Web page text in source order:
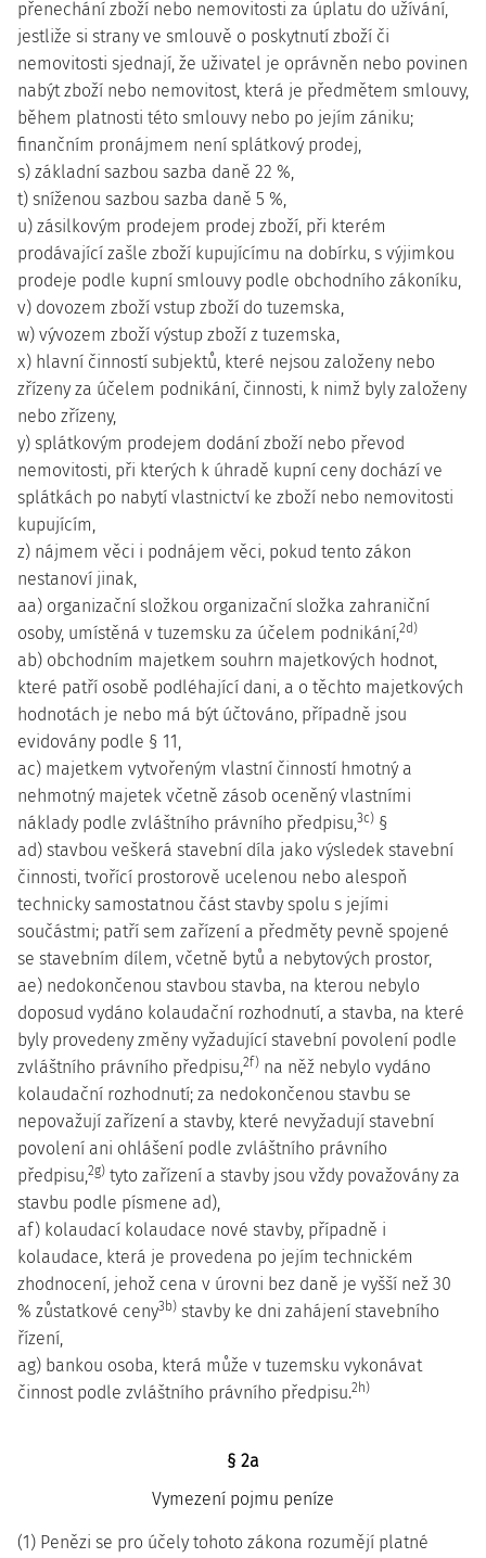
přenechání zboží nebo nemovitosti za úplatu do užívání,
jestliže si strany ve smlouvě o poskytnutí zboží či
nemovitosti sjednají, že uživatel je oprávněn nebo povinen
nabýt zboží nebo nemovitost, která je předmětem smlouvy,
během platnosti této smlouvy nebo po jejím zániku;
finančním pronájmem není splátkový prodej,
s) základní sazbou sazba daně 22 %,
t) sníženou sazbou sazba daně 5 %,
u) zásilkovým prodejem prodej zboží, při kterém
prodávající zašle zboží kupujícímu na dobírku, s výjimkou
prodeje podle kupní smlouvy podle obchodního zákoníku,
v) dovozem zboží vstup zboží do tuzemska,
w) vývozem zboží výstup zboží z tuzemska,
x) hlavní činností subjektů, které nejsou založeny nebo
zřízeny za účelem podnikání, činnosti, k nimž byly založeny
nebo zřízeny,
y) splátkovým prodejem dodání zboží nebo převod
nemovitosti, při kterých k úhradě kupní ceny dochází ve
splátkách po nabytí vlastnictví ke zboží nebo nemovitosti
kupujícím,
z) nájmem věci i podnájem věci, pokud tento zákon
nestanoví jinak,
aa) organizační složkou organizační složka zahraniční
osoby, umístěná v tuzemsku za účelem podnikání,2d)
ab) obchodním majetkem souhrn majetkových hodnot,
které patří osobě podléhající dani, a o těchto majetkových
hodnotách je nebo má být účtováno, případně jsou
evidovány podle § 11,
ac) majetkem vytvořeným vlastní činností hmotný a
nehmotný majetek včetně zásob oceněný vlastními
náklady podle zvláštního právního předpisu,3c) §
ad) stavbou veškerá stavební díla jako výsledek stavební
činnosti, tvořící prostorově ucelenou nebo alespoň
technicky samostatnou část stavby spolu s jejími
součástmi; patří sem zařízení a předměty pevně spojené
se stavebním dílem, včetně bytů a nebytových prostor,
ae) nedokončenou stavbou stavba, na kterou nebylo
doposud vydáno kolaudační rozhodnutí, a stavba, na které
byly provedeny změny vyžadující stavební povolení podle
zvláštního právního předpisu,2f) na něž nebylo vydáno
kolaudační rozhodnutí; za nedokončenou stavbu se
nepovažují zařízení a stavby, které nevyžadují stavební
povolení ani ohlášení podle zvláštního právního
předpisu,2g) tyto zařízení a stavby jsou vždy považovány za
stavbu podle písmene ad),
af) kolaudací kolaudace nové stavby, případně i
kolaudace, která je provedena po jejím technickém
zhodnocení, jehož cena v úrovni bez daně je vyšší než 30
% zůstatkové ceny3b) stavby ke dni zahájení stavebního
řízení,
ag) bankou osoba, která může v tuzemsku vykonávat
činnost podle zvláštního právního předpisu.2h)
§ 2a
Vymezení pojmu peníze
(1) Penězi se pro účely tohoto zákona rozumějí platné